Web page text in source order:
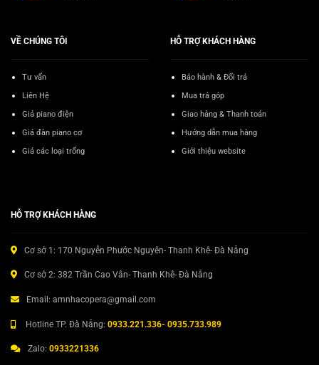
VỀ CHÚNG TÔI
Tư vấn
Liên Hệ
Giá piano điện
Giá đàn piano cơ
Giá các loại trống
HỖ TRỢ KHÁCH HÀNG
Bảo hành & Đổi trả
Mua trả góp
Giao hàng & Thanh toán
Hướng dẫn mua hàng
Giới thiệu website
HỖ TRỢ KHÁCH HÀNG
Cơ sở 1: 170 Nguyễn Phước Nguyên- Thanh Khê- Đà Nẵng
Cơ sở 2: 382 Trần Cao Vân- Thanh Khê- Đà Nẵng
Email: amnhacopera@gmail.com
Hotline TP. Đà Nẵng: 0933.221.336- 0935.733.989
Zalo: 0933221336